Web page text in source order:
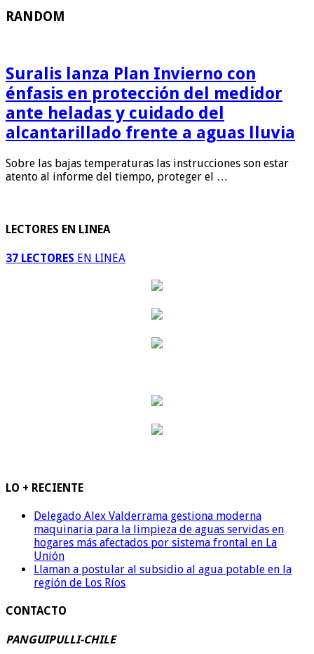
RANDOM
Suralis lanza Plan Invierno con
énfasis en protección del medidor
ante heladas y cuidado del
alcantarillado frente a aguas lluvia
Sobre las bajas temperaturas las instrucciones son estar
atento al informe del tiempo, proteger el …
LECTORES EN LINEA
37 LECTORES EN LINEA
LO + RECIENTE
Delegado Alex Valderrama gestiona moderna
maquinaria para la limpieza de aguas servidas en
hogares más afectados por sistema frontal en La
Unión
Llaman a postular al subsidio al agua potable en la
región de Los Ríos
CONTACTO
PANGUIPULLI-CHILE